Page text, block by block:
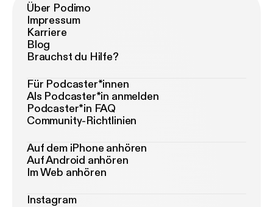
Über Podimo
Impressum
Karriere
Blog
Brauchst du Hilfe?
Für Podcaster*innen
Als Podcaster*in anmelden
Podcaster*in FAQ
Community-Richtlinien
Auf dem iPhone anhören
Auf Android anhören
Im Web anhören
Instagram